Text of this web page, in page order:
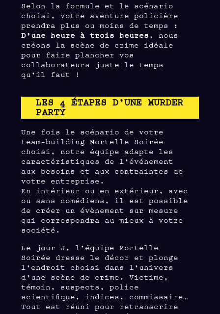
Selon la formule et le scénario
choisi, votre aventure policière
prendra plus ou moins de temps :
D’une heure à trois heures , nous
créons la scène de crime idéale
pour faire plancher vos
collaborateurs juste le temps
qu’il faut !
LES 4 ÉTAPES D’UNE MURDER
PARTY
Une fois le scénario de votre
team-building Mortelle Soirée
choisi, notre équipe adapte les
caractéristiques de l’événement
aux besoins et aux contraintes de
votre entreprise.
En intérieur ou en extérieur, avec
ou sans comédiens, il est possible
de créer un évènement sur mesure
qui correspondra au mieux à votre
société.
Le jour J, l’équipe Mortelle
Soirée dresse le décor et plonge
l’endroit choisi dans l’univers
d’une scène de crime. Victime,
témoin, suspects, police
scientifique, indices, commissaire…
Tout est réuni pour retranscrire